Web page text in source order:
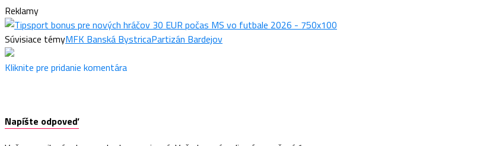
Reklamy
Súvisiace témyMFK Banská BystricaPartizán Bardejov
Kliknite pre pridanie komentára
Napíšte odpoveď